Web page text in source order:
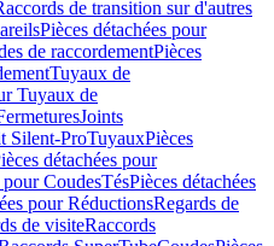
de transition sur d'autres
Pièces détachées pour
de raccordementPièces
Tuyaux de
Tuyaux de
Joints
Silent-ProTuyauxPièces
détachées pour
pour CoudesTésPièces détachées
pour RéductionsRegards de
de visiteRaccords